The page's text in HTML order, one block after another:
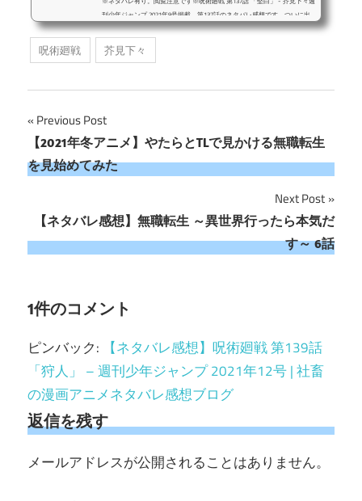
刊少年ジャンプ 2021年9号掲載、第137話のネタバレ感想です。ついに出
てきた乙骨。実際に活躍してるのを見るのは初めて。まだまだ全然強さの
まず東京都内は呪霊の大量増殖によりほとんど壊滅状態。ってとこだけで
呪術廻戦 芥見下々
投
稿
ビ
ゲ
シ
ョ
ン
Previous Post
【2021年冬アニメ】やたらとTLで見かける無職転生
を見始めてみた
Next Post
【ネタバレ感想】無職転生 ～異世界行ったら本気だ
す～ 6話
1件のコメント
ピンバック: 【ネタバレ感想】呪術廻戦 第139話
「狩人」 – 週刊少年ジャンプ 2021年12号 | 社畜
の漫画アニメネタバレ感想ブログ
返信を残す
メールアドレスが公開されることはありません。